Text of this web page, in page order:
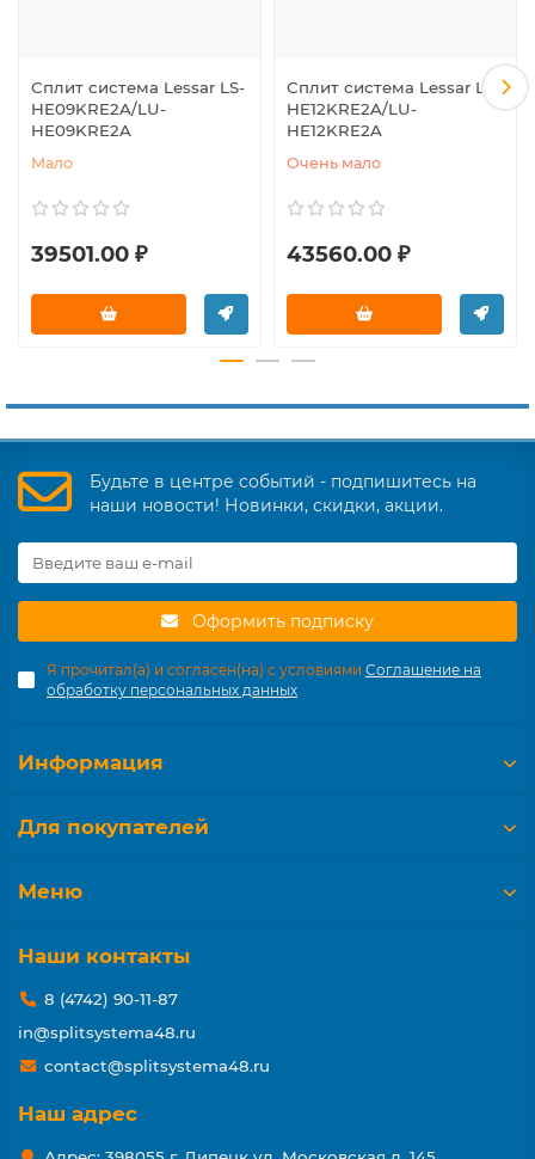
Сплит система Lessar LS-
HE09KRE2A/LU-
HE09KRE2A
Мало
39501.00 ₽
Сплит система Lessar LS-
HE12KRE2A/LU-
HE12KRE2A
Очень мало
43560.00 ₽
Будьте в центре событий - подпишитесь на
наши новости! Новинки, скидки, акции.
Оформить подписку
Я прочитал(а) и согласен(на) с условиями Соглашение на
обработку персональных данных
Информация
Для покупателей
Меню
Наши контакты
8 (4742) 90-11-87
in@splitsystema48.ru
contact@splitsystema48.ru
Наш адрес